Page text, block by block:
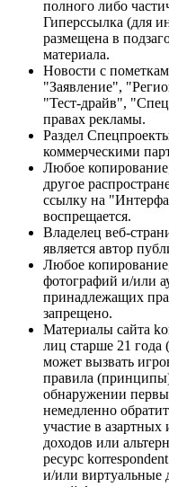
полного либо
Гиперссылка (для
размещена в
материала.
Новости с
"Заявление",
"Тест-драйв",
правах рекламы.
Раздел
коммерческими
Любое
другое
ссылку на
воспрещается.
Владелец веб-
является автор
Любое
фотографий и/или
принадлежащих
запрещено.
Материалы сайта
лиц старше 21 года
может вызвать
правила
обнаружении
немедленно
участие в азартных
доходов или
ресурс
и/или виртуальные